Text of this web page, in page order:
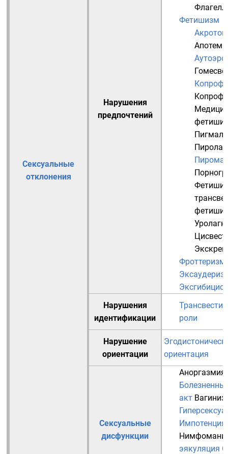
Сексуальные
отклонения
Нарушения
предпочтений
Фетишизм
Фроттеризм
Нарушения
идентификации
роли
Нарушение
ориентации
ориентация
Сексуальные
дисфункции
Аноргазмия
акт
Импотенция
эякуляция